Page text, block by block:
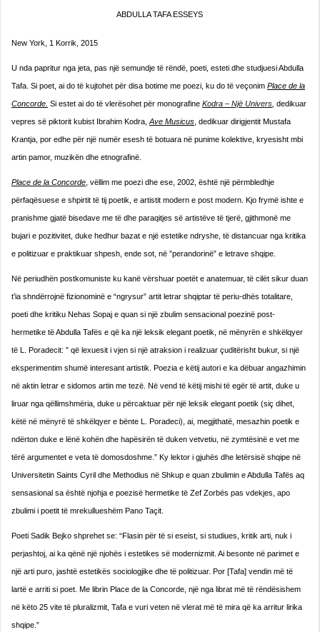
ABDULLA TAFA ESSEYS
New York, 1 Korrik, 2015
U nda papritur nga jeta, pas një semundje të rëndë, poeti, esteti dhe studjuesi Abdulla
Tafa. Si poet, ai do të kujtohet për disa botime me poezi, ku do të veçonim Place de la
Concorde. Si estet ai do të vlerësohet për monografine Kodra – Një Univers dedikuar
vepres së piktorit kubist Ibrahim Kodra, Ave Musicus , dedikuar dirigjentit Mustafa
Krantja, por edhe për një numër esesh të botuara në punime kolektive, kryesisht mbi
artin pamor, muzikën dhe etnografinë.
Place de la Concorde , vëllim me poezi dhe ese, 2002, është një përmbledhje
përfaqësuese e shpirtit të tij poetik, e artistit modern e post modern. Kjo frymë ishte e
pranishme gjatë bisedave me të dhe paraqitjes së artistëve të tjerë, gjithmonë me
bujari e pozitivitet, duke hedhur bazat e një estetike ndryshe, të distancuar nga kritika
e politizuar e praktikuar shpesh, ende sot, në ”perandorinë” e letrave shqipe.
Në periudhën postkomuniste ku kanë vërshuar poetët e anatemuar, të cilët sikur duan
t’ia shndërrojnë fizionominë e “ngrysur” artit letrar shqiptar të periu-dhës totalitare,
poeti dhe kritiku Nehas Sopaj e quan si një zbulim sensacional poezinë post-
hermetike të Abdulla Tafës e që ka një leksik elegant poetik, në mënyrën e shkëlqyer
të L. Poradecit: ” që lexuesit i vjen si një atraksion i realizuar çuditërisht bukur, si një
eksperimentim shumë interesant artistik. Poezia e këtij autori e ka dëbuar angazhimin
në aktin letrar e sidomos artin me tezë. Në vend të këtij mishi të egër të artit, duke u
liruar nga qëllimshmëria, duke u përcaktuar për një leksik elegant poetik (siç dihet,
këtë në mënyrë të shkëlqyer e bënte L. Poradeci), ai, megjithatë, mesazhin poetik e
ndërton duke e lënë kohën dhe hapësirën të duken vetvetiu, në zymtësinë e vet me
tërë argumentet e veta të domosdoshme.” Ky lektor i gjuhës dhe letërsisë shqipe në
Universitetin Saints Cyril dhe Methodius në Shkup e quan zbulimin e Abdulla Tafës aq
sensasional sa është njohja e poezisë hermetike të Zef Zorbës pas vdekjes, apo
zbulimi i poetit të mrekullueshëm Pano Taçit.
Poeti Sadik Bejko shprehet se: “Flasin për të si eseist, si studiues, kritik arti, nuk i
perjashtoj, ai ka qënë një njohës i estetikes së modernizmit. Ai besonte në parimet e
një arti puro, jashtë estetikës sociologjike dhe të politizuar. Por [Tafa] vendin më të
lartë e arriti si poet. Me librin Place de la Concorde, një nga librat më të rëndësishem
në këto 25 vite të pluralizmit, Tafa e vuri veten në vlerat më të mira që ka arritur lirika
shqipe.”